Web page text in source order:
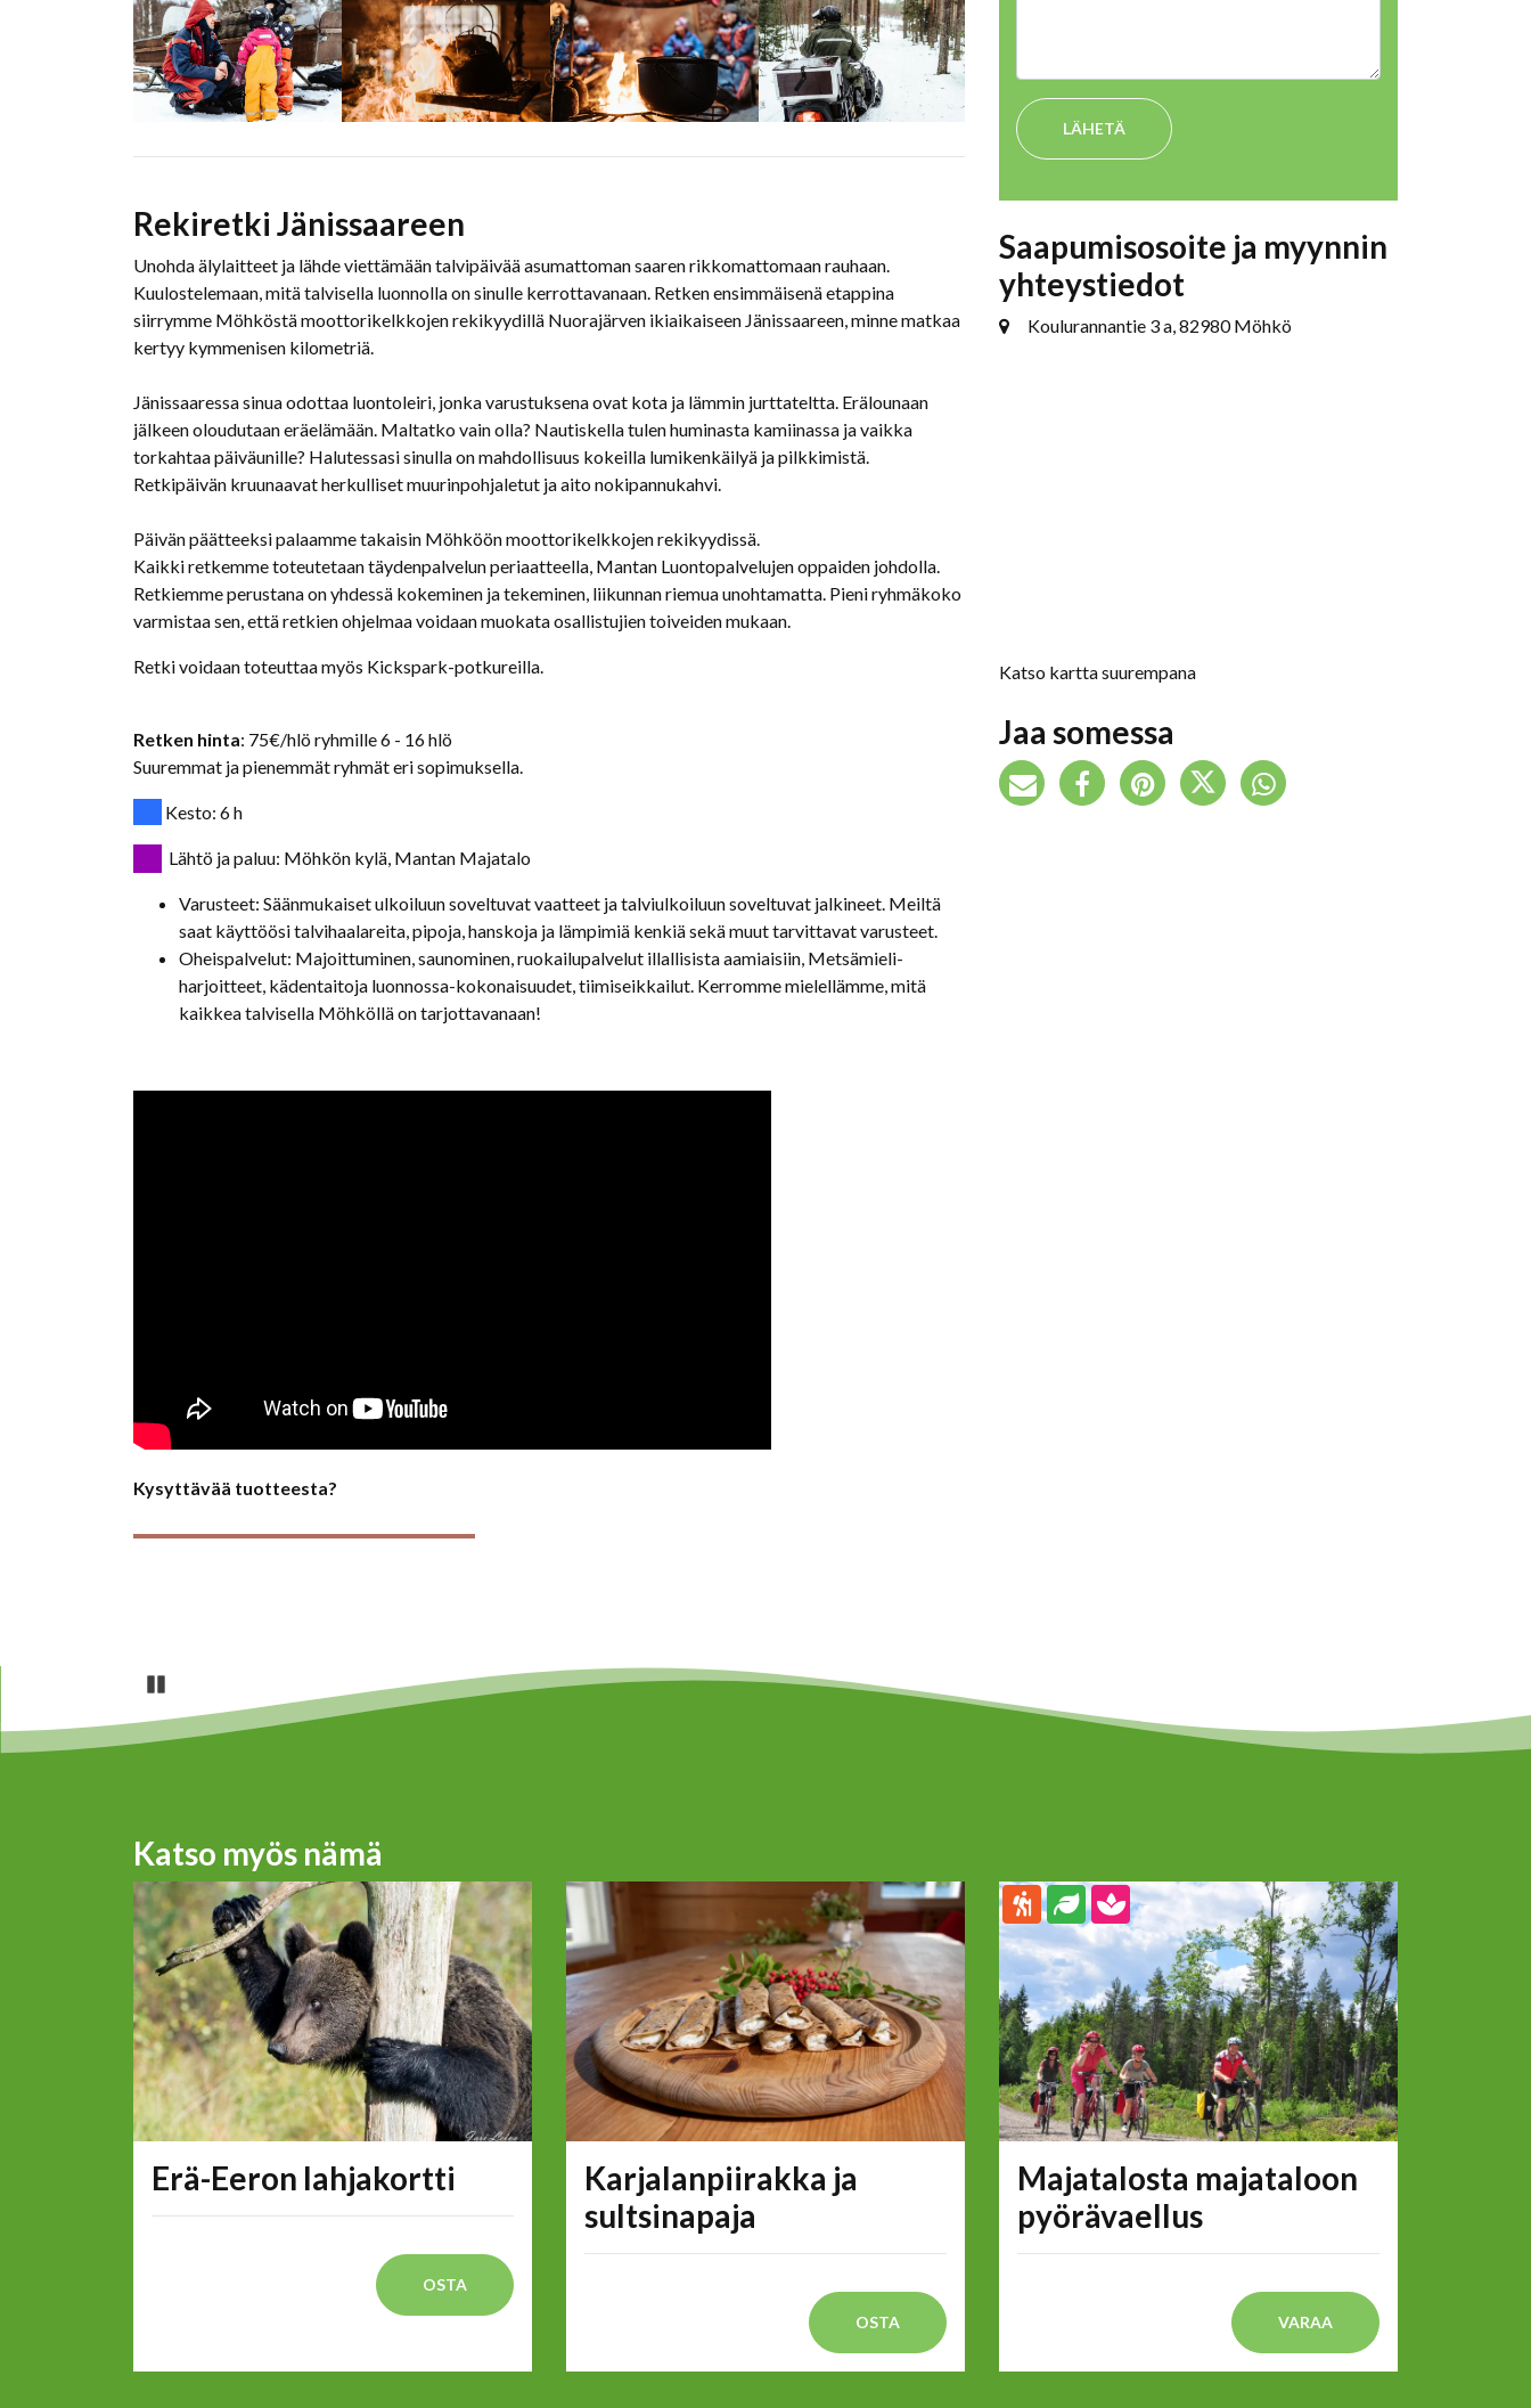
Rekiretki Jänissaareen
Unohda älylaitteet ja lähde viettämään talvipäivää asumattoman saaren rikkomattomaan rauhaan.
Kuulostelemaan, mitä talvisella luonnolla on sinulle kerrottavanaan. Retken ensimmäisenä etappina
siirrymme Möhköstä moottorikelkkojen rekikyydillä Nuorajärven ikiaikaiseen Jänissaareen, minne matkaa
kertyy kymmenisen kilometriä.
Jänissaaressa sinua odottaa luontoleiri, jonka varustuksena ovat kota ja lämmin jurttateltta. Erälounaan
jälkeen oloudutaan eräelämään. Maltatko vain olla? Nautiskella tulen huminasta kamiinassa ja vaikka
torkahtaa päiväunille? Halutessasi sinulla on mahdollisuus kokeilla lumikenkäilyä ja pilkkimistä.
Retkipäivän kruunaavat herkulliset muurinpohjaletut ja aito nokipannukahvi.
Päivän päätteeksi palaamme takaisin Möhköön moottorikelkkojen rekikyydissä.
Kaikki retkemme toteutetaan täydenpalvelun periaatteella, Mantan Luontopalvelujen oppaiden johdolla.
Retkiemme perustana on yhdessä kokeminen ja tekeminen, liikunnan riemua unohtamatta. Pieni ryhmäkoko
varmistaa sen, että retkien ohjelmaa voidaan muokata osallistujien toiveiden mukaan.
Retki voidaan toteuttaa myös Kickspark-potkureilla.
Retken hinta: 75€/hlö ryhmille 6 - 16 hlö
Suuremmat ja pienemmät ryhmät eri sopimuksella.
Kesto: 6 h
Lähtö ja paluu: Möhkön kylä, Mantan Majatalo
Varusteet: Säänmukaiset ulkoiluun soveltuvat vaatteet ja talviulkoiluun soveltuvat jalkineet. Meiltä
saat käyttöösi talvihaalareita, pipoja, hanskoja ja lämpimiä kenkiä sekä muut tarvittavat varusteet.
Oheispalvelut: Majoittuminen, saunominen, ruokailupalvelut illallisista aamiaisiin, Metsämieli-
harjoitteet, kädentaitoja luonnossa-kokonaisuudet, tiimiseikkailut. Kerromme mielellämme, mitä
kaikkea talvisella Möhköllä on tarjottavanaan!
Kysyttävää tuotteesta?
LÄHETÄ
Saapumisosoite ja myynnin
yhteystiedot
Koulurannantie 3 a, 82980 Möhkö
Katso kartta suurempana
Jaa somessa
Katso myös nämä
Erä-Eeron lahjakortti
OSTA
Karjalanpiirakka ja
sultsinapaja
OSTA
Majatalosta majataloon
pyörävaellus
VARAA